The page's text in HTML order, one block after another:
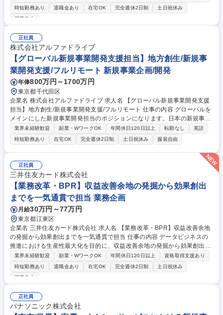
力アプリにおける新機能やサービスの企画立案、ユーザー体験向上に向け
た継続的な改善提案の実行 ■各ビジネス部門や商品所管と緊密に連携し
市場環境やユーザー行動の緻密な分析に基づく、キャッシュレス決済領域
の新規サービス企画立案 募集職種 【サービス企画】Vpassアプリの企画
推進担当
時短勤務あり
退職金あり 在宅OK 完全週休2日制
土日祝休み
服装自由
正社員
株式会社アルファドライブ
【グローバル新規事業開発支援担当】地方創生/新規事
業開発支援/フルリモート 新規事業企画/開発
年俸800万円～1700万円
東京都千代田区
企業名 株式会社アルファドライブ 求人名 【グローバル新規事業開発支援
担当】地方創生/新規事業開発支援/フルリモート 仕事の内容 グローバルを
メインにした新規事業開発担当のポジションになります。日本の新規事業
やスタートアップのプロダクトを海外に輸出する、もしくは海外の新規事
業やスタートアップを日本に輸入する仕事になります。 【具体的には】◇
海外の取引先とのディールメイク、交渉 ◇新規海外取引先の調査開拓 ◇
プロダクトに関する国内・海外市場調査 ◇新規事業輸出メインの仕事 ◇
輸出入に関する規制やガイドラインの調査・対応 ◇国内・海外での販売体
制の構築・パートナー開拓 ◇ローカライズ開発体制の構築 募集職種 【グ
ローバル新規事業開発支援担当】地方創生/新規事業開発支援/フルリモー
ト
業界未経験歓迎 副業・WワークOK 年間休日120日以上 転勤なし
英語
時短勤務あり
在宅OK 完全週休2日制 土日祝休み 服装自由
正社員
三井住友カード株式会社
【業務改革・BPR】収益改善余地の発掘から効果創出
までを一気通貫で担当 業務企画
月給30万円～77万円
東京都江東区
企業名 三井住友カード株式会社 求人名 【業務改革・BPR】収益改善余地
の発掘から効果創出までを一気通貫で担当 仕事の内容 データビジネスの
推進における生産性最大化を目的に、収益改善余地の発掘から効果創出ま
で一気通貫で抜本的な業務改革を推進します。 ■プロダクト別（Custell
a・Vクーポン等）の現行業務の整理・可視化 ■業務の理想像整理、現状と
の差分分析、改善施策の検討 ■理想像実現に向けたロードマップ作成およ
化・要件定義 ■社内外関係者との調整・合意形成およびプロジェクトの進
捗管理 募集職種 【業務改革・BPR】収益改善余地の発掘から効果創出ま
でを一気通貫で担当
業界未経験歓迎 副業・WワークOK 年間休日120日以上
資格取得支援あり
時短勤務あり
退職金あり 在宅OK 完全週休2日制
土日祝休み
服装自由
正社員
パナソニック株式会社